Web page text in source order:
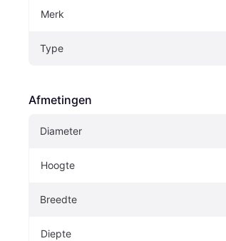
Merk
Type
Afmetingen
Diameter
Hoogte
Breedte
Diepte